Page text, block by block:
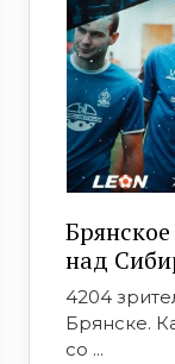
над
4204
Брянске.
со ...